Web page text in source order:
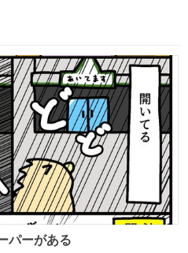
員さんの神対応によって先頭
てたwwwwwwwwwwww
パーがある